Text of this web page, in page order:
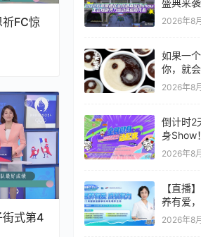
FC惊
街式第4
盛典来
你来战！
2026年8
如果一
你，就
@我的
广的味
2026年8
倒计时2
身Show
燃爆全城
2026年8
【直播
养有爱
个母婴
2026年8